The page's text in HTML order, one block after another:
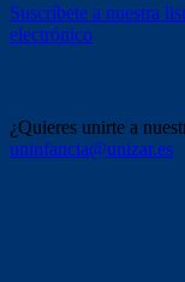
Suscríbete a nuestra
electrónico
¿Quieres unirte a
uninfancia@unizar.es